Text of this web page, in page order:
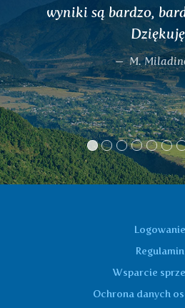
Waszej stronie) i
typem pitta, więc
doszową herbatę
L. H.
Logowanie
Regulamin
Wsparcie
Ochrona danych